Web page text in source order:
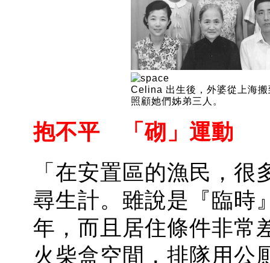
Celina 出生後，外婆從上海搬
照顧她們姊弟三人。
抱不平 「砌」運動
「在安置區的漁民，
尋生計。雖說是『臨時
年，而且居住條件非常
火柴盒空間，排隊用公